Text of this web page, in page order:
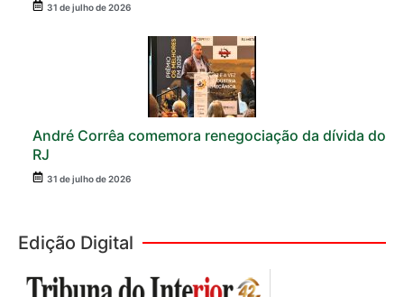
31 de julho de 2026
André Corrêa comemora renegociação da dívida do
RJ
31 de julho de 2026
Edição Digital